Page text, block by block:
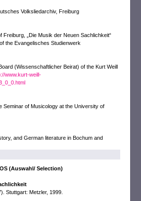
Volksliedarchiv, Freiburg
Freiburg, „Die Musik der Neuen Sachlichkeit“
the Evangelisches Studienwerk
(Wissenschaftlicher Beirat) of the Kurt Weill
www.kurt-weill-
Seminar of Musicology at the University of
and German literature in Bochum and
(Auswahl/ Selection)
Stuttgart: Metzler, 1999.